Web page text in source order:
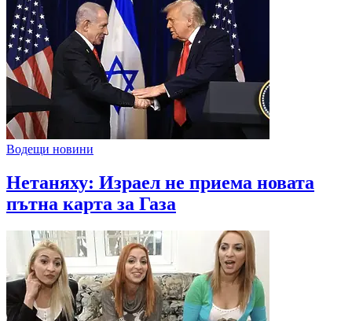
Водещи новини
Нетаняху: Израел не приема новата
пътна карта за Газа